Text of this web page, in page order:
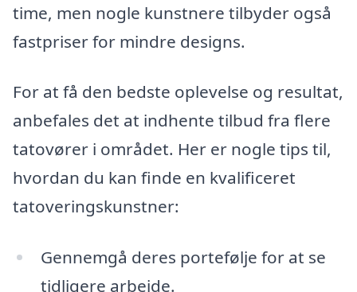
time, men nogle kunstnere tilbyder også
fastpriser for mindre designs.
For at få den bedste oplevelse og resultat,
anbefales det at indhente tilbud fra flere
tatovører i området. Her er nogle tips til,
hvordan du kan finde en kvalificeret
tatoveringskunstner:
Gennemgå deres portefølje for at se
tidligere arbejde.